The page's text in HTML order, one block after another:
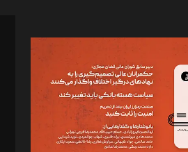
رجبی
ایپکچی